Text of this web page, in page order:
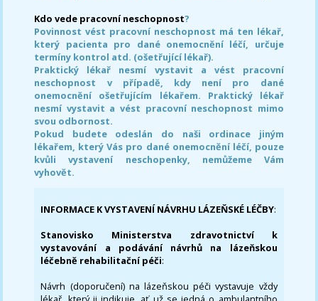
Kdo vede pracovní neschopnost?
Povinnost vést pracovní neschopnost má ten lékař,
který pacienta pro dané onemocnění léčí, určuje
termíny kontrol atd. (ošetřující lékař).
Praktický lékař nesmí vystavit a vést pracovní
neschopnost v případě, kdy není pro dané
onemocnění ošetřujícím lékařem. Praktický lékař
nesmí vystavit a vést pracovní neschopnost mimo
svou odbornost.
Pokud budete odeslán do naši ordinace jiným
lékařem, který Vás pro dané onemocnění léčí, pouze
kvůli vystavení neschopenky, nemůžeme Vám
vyhovět.
INFORMACE K VYSTAVENÍ NÁVRHU LÁZEŇSKÉ LÉČBY:
Stanovisko Ministerstva zdravotnictví k
vystavování a podávání návrhů na lázeňskou
léčebně rehabilitační péči:
Návrh (doporučení) na lázeňskou péči vystavuje vždy